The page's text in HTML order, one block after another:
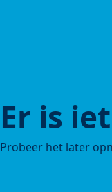
Er is
Probeer het later